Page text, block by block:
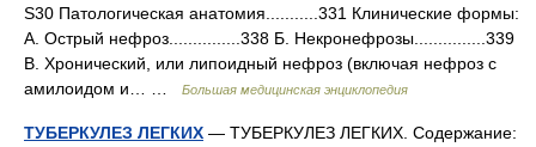
S30 Патологическая анатомия...........331 Клинические формы:
A. Острый нефроз...............338 Б. Некронефрозы...............339
B. Хронический, или липоидный нефроз (включая нефроз с
амилоидом и… …
Большая медицинская энциклопедия
ТУБЕРКУЛЕЗ ЛЕГКИХ — ТУБЕРКУЛЕЗ ЛЕГКИХ. Содержание: